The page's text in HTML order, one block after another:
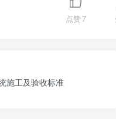
点赞7
施工及验收标准